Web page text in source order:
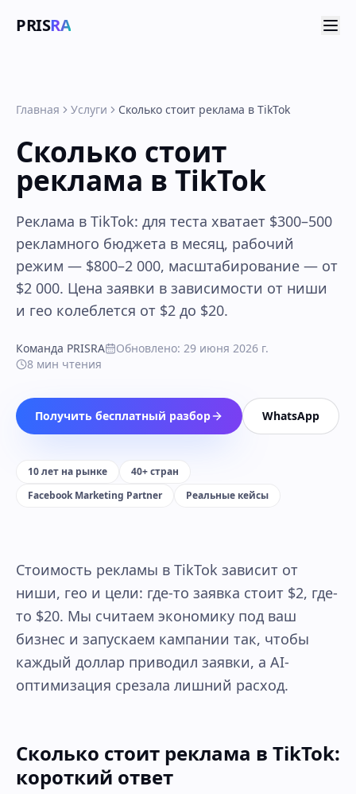
PRISRA
Главная Услуги Сколько стоит реклама в TikTok
Сколько стоит
реклама в TikTok
Реклама в TikTok: для теста хватает $300–500
рекламного бюджета в месяц, рабочий
режим — $800–2 000, масштабирование — от
$2 000. Цена заявки в зависимости от ниши
и гео колеблется от $2 до $20.
Команда PRISRA Обновлено: 29 июня 2026 г.
8 мин чтения
Получить бесплатный разбор WhatsApp
10 лет на рынке
40+ стран
Facebook Marketing Partner
Реальные кейсы
Стоимость рекламы в TikTok зависит от
ниши, гео и цели: где-то заявка стоит $2, где-
то $20. Мы считаем экономику под ваш
бизнес и запускаем кампании так, чтобы
каждый доллар приводил заявки, а AI-
оптимизация срезала лишний расход.
Сколько стоит реклама в TikTok:
короткий ответ